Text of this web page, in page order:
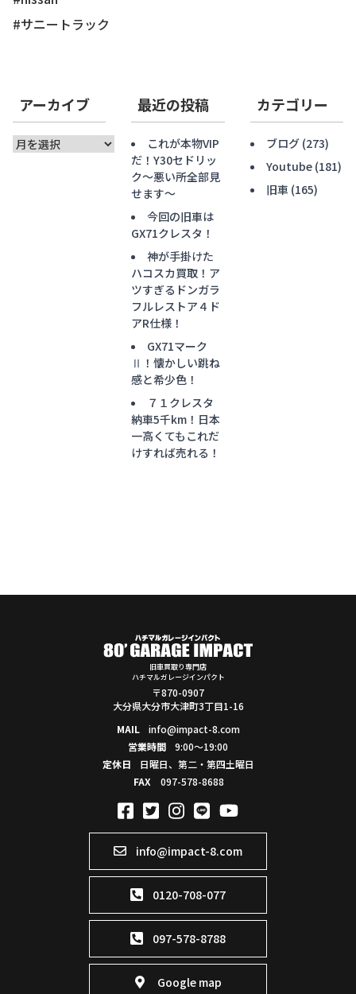
#サニートラック
アーカイブ
ア
最近の投稿
これが本物VIP
だ！Y30セドリッ
ク〜悪い所全部見
せます〜
今回の旧車は
GX71クレスタ！
神が手掛けた
ハコスカ買取！ア
ツすぎるドンガラ
フルレストア４ド
アR仕様！
GX71マーク
Ⅱ！懐かしい跳ね
感と希少色！
７１クレスタ
納車5千km！日本
一高くてもこれだ
けすれば売れる！
カテゴリー
ブログ(273)
Youtube(181)
旧車 (165)
旧車買取り専門店
ハチマルガレージインパクト
〒870-0907
大分県大分市大津町3丁目1-16
MAIL
info@impact-8.com
営業時間
9:00～19:00
定休日
日曜日、第二・第四土曜日
FAX
097-578-8688
info@impact-8.com
0120-708-077
097-578-8788
Google map